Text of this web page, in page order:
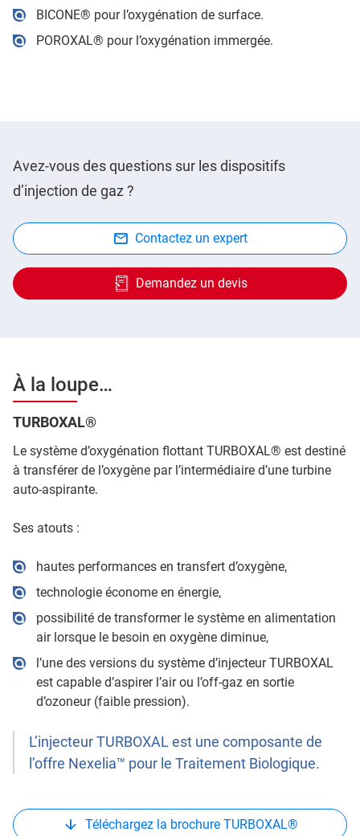
BICONE® pour l’oxygénation de surface.
POROXAL® pour l’oxygénation immergée.
Avez-vous des questions sur les dispositifs
d’injection de gaz ?
Contactez un expert
Demandez un devis
À la loupe…
TURBOXAL®
Le système d’oxygénation flottant TURBOXAL® est destiné
à transférer de l’oxygène par l’intermédiaire d’une turbine
auto-aspirante.
Ses atouts :
hautes performances en transfert d’oxygène,
technologie économe en énergie,
possibilité de transformer le système en alimentation
air lorsque le besoin en oxygène diminue,
l’une des versions du système d’injecteur TURBOXAL
est capable d’aspirer l’air ou l’off-gaz en sortie
d’ozoneur (faible pression).
L’injecteur TURBOXAL est une composante de
l’offre Nexelia™ pour le Traitement Biologique.
Téléchargez la brochure TURBOXAL®